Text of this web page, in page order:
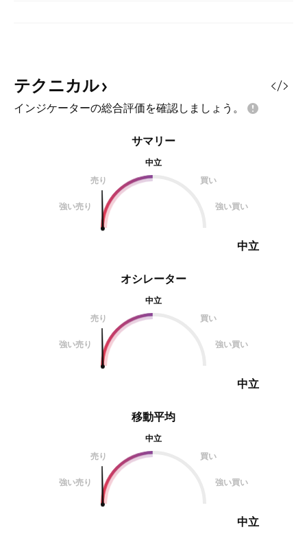
テクニカル
インジケーターの総合評価を確認しましょう。
オシレーター
中立
売り
買い
強い売り 強い買い
中立
サマリー
中立
売り
買い
強い売り 強い買い
中立
移動平均
中立
売り
買い
強い売り 強い買い
中立